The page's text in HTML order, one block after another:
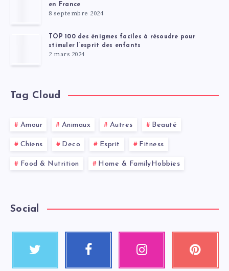
en France
8 septembre 2024
TOP 100 des énigmes faciles à résoudre pour
stimuler l’esprit des enfants
2 mars 2024
Tag Cloud
Amour Animaux Autres Beauté
Chiens Deco Esprit Fitness
Food & Nutrition Home & FamilyHobbies
Social